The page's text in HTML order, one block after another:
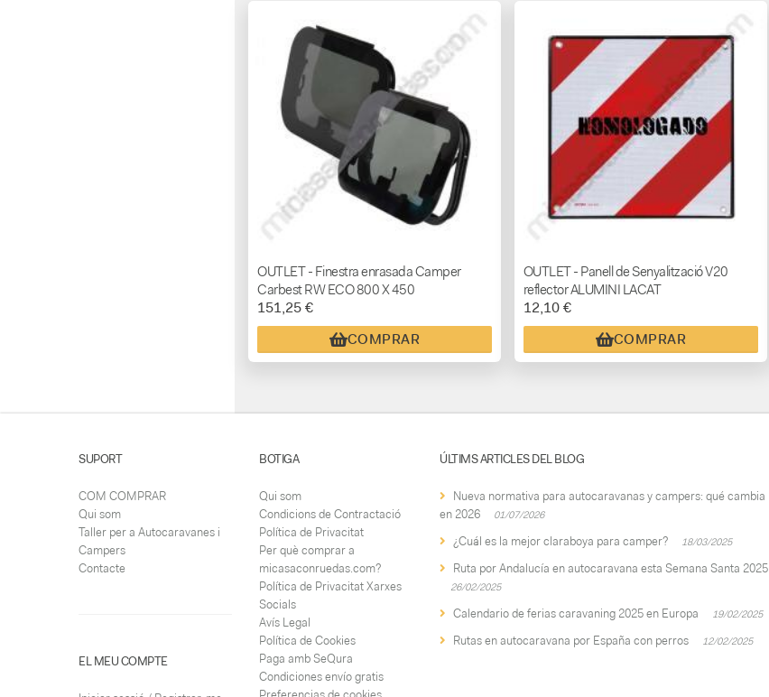
OUTLET - Finestra enrasada Camper
Carbest RW ECO 800 X 450
151,25 €
COMPRAR
OUTLET - Panell de Senyalització V20
reflector ALUMINI LACAT
12,10 €
COMPRAR
SUPORT
COM COMPRAR
Qui som
Taller per a Autocaravanes i
Campers
Contacte
EL MEU COMPTE
BOTIGA
Qui som
Condicions de Contractació
Política de Privacitat
Per què comprar a
micasaconruedas.com?
Política de Privacitat Xarxes
Socials
Avís Legal
Política de Cookies
Paga amb SeQura
Condiciones envío gratis
ÚLTIMS ARTICLES DEL BLOG
Nueva normativa para autocaravanas y campers: qué cambia
en 2026
01/07/2026
¿Cuál es la mejor claraboya para camper? 18/03/2025
Ruta por Andalucía en autocaravana esta Semana Santa 2025
26/02/2025
Calendario de ferias caravaning 2025 en Europa 19/02/2025
Rutas en autocaravana por España con perros 12/02/2025